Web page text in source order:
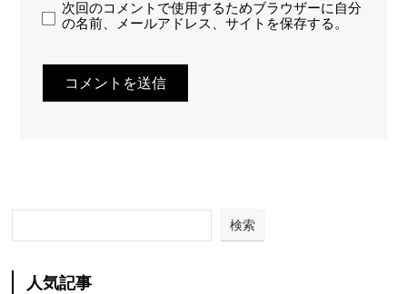
次回のコメントで使用するためブラウザーに自分
の名前、メールアドレス、サイトを保存する。
検索
人気記事